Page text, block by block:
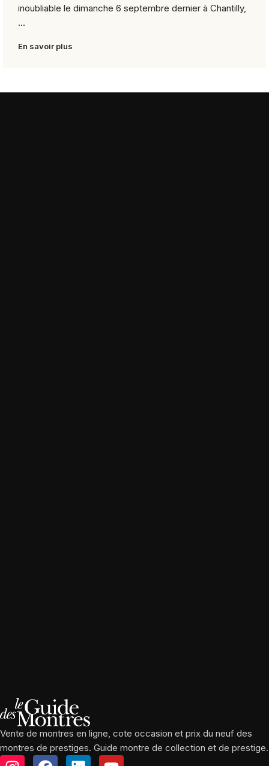
inoubliable le dimanche 6 septembre dernier à Chantilly,
...
En savoir plus
Vente de montres en ligne, cote occasion et prix du neuf des
montres de prestiges. Guide montre de collection et de prestige.